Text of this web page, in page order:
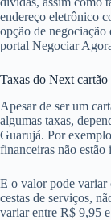
endereço eletrônico
opção de
portal Negociar
Taxas do Next cartão
Apesar de ser um
algumas taxas,
Guarujá. Por
financeiras não estão
E o valor pode variar
cestas de serviços,
variar entre R$ 9,95